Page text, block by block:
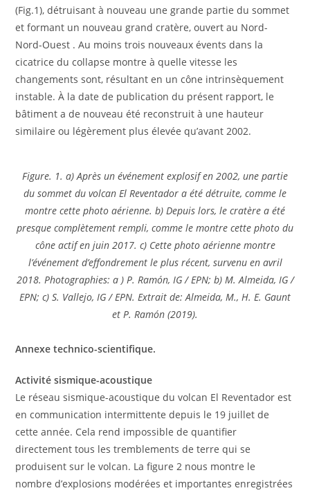
(Fig.1), détruisant à nouveau une grande partie du sommet
et formant un nouveau grand cratère, ouvert au Nord-
Nord-Ouest . Au moins trois nouveaux évents dans la
cicatrice du collapse montre à quelle vitesse les
changements sont, résultant en un cône intrinsèquement
instable. À la date de publication du présent rapport, le
bâtiment a de nouveau été reconstruit à une hauteur
similaire ou légèrement plus élevée qu’avant 2002.
Figure. 1. a) Après un événement explosif en 2002, une partie
du sommet du volcan El Reventador a été détruite, comme le
montre cette photo aérienne. b) Depuis lors, le cratère a été
presque complètement rempli, comme le montre cette photo du
cône actif en juin 2017. c) Cette photo aérienne montre
l’événement d’effondrement le plus récent, survenu en avril
2018. Photographies: a ) P. Ramón, IG / EPN; b) M. Almeida, IG /
EPN; c) S. Vallejo, IG / EPN. Extrait de: Almeida, M., H. E. Gaunt
et P. Ramón (2019).
Annexe technico-scientifique.
Activité sismique-acoustique
Le réseau sismique-acoustique du volcan El Reventador est
en communication intermittente depuis le 19 juillet de
cette année. Cela rend impossible de quantifier
directement tous les tremblements de terre qui se
produisent sur le volcan. La figure 2 nous montre le
nombre d’explosions modérées et importantes enregistrées